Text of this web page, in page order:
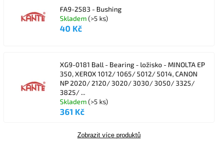
FA9-2583 - Bushing
Skladem(>5 ks)
40 Kč
XG9-0181 Ball - Bearing - ložisko - MINOLTA EP
350, XEROX 1012/ 1065/ 5012/ 5014, CANON
NP 2020/ 2120/ 3020/ 3030/ 3050/ 3325/
3825/ ...
Skladem(>5 ks)
361 Kč
Zobrazit více produktů